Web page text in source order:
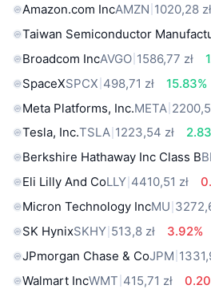
Amazon.com IncAMZN 1020,28 zł
Taiwan Semiconductor
Broadcom IncAVGO 1586,77 zł
SpaceXSPCX 498,71 zł
15.83%
Meta Platforms, Inc.META
Tesla, Inc.TSLA 1223,54 zł
Berkshire Hathaway Inc Class B
Eli Lilly And CoLLY 4410,51 zł
Micron Technology IncMU
SK HynixSKHY 513,8 zł
3.92%
JPmorgan Chase & CoJPM
Walmart IncWMT 415,71 zł